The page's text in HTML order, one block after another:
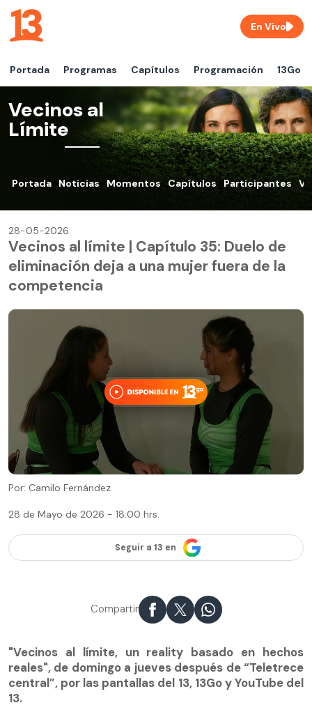
Portada Programas Capítulos Programación 13Go
En Vivo
Vecinos al
Límite
Portada Noticias Momentos Capítulos Participantes
28-05-2026
Vecinos al límite | Capítulo 35: Duelo de
eliminación deja a una mujer fuera de la
competencia
Por: Camilo Fernández
28 de Mayo de 2026 - 18:00 hrs.
Seguir a 13 en
Compartir
"Vecinos al límite, un reality basado en hechos
reales", de domingo a jueves después de “Teletrece
central”, por las pantallas del 13, 13Go y YouTube del
13.